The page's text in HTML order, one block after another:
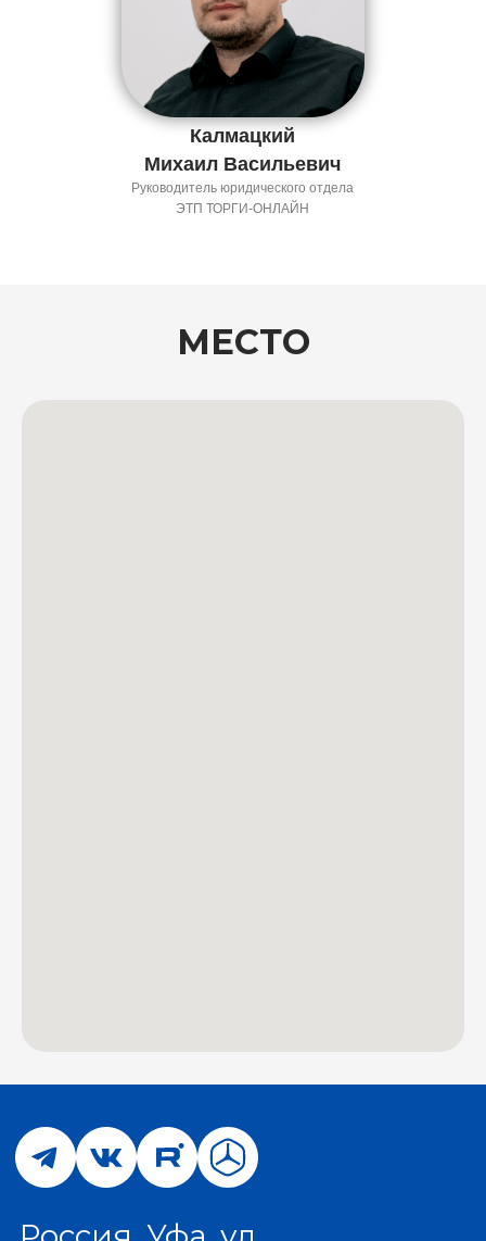
Калмацкий
Михаил Васильевич
Руководитель юридического отдела
ЭТП ТОРГИ-ОНЛАЙН
МЕСТО